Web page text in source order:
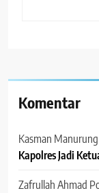
Komentar
Kasman Manurung
Kapolres Jadi
Zafrullah Ahmad